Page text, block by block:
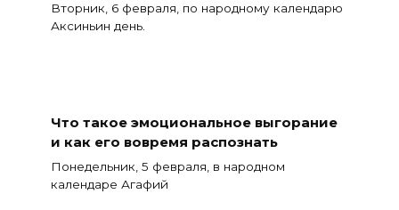
Вторник, 6 февраля, по народному календарю
Аксиньин день.
Что такое эмоциональное выгорание
и как его вовремя распознать
Понедельник, 5 февраля, в народном
календаре Агафий